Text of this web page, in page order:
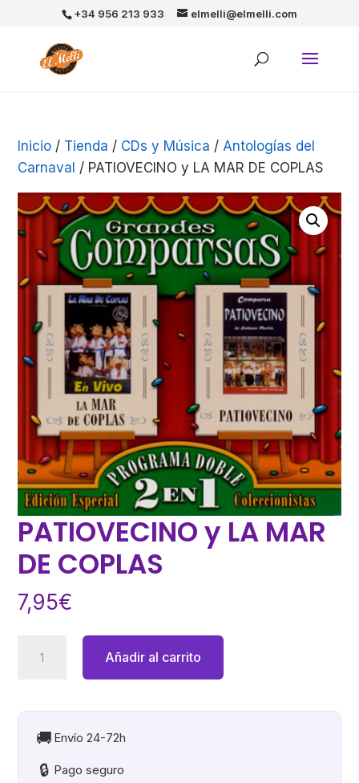
+34 956 213 933 elmelli@elmelli.com
Inicio / Tienda / CDs y Música / Antologías del
Carnaval / PATIOVECINO y LA MAR DE COPLAS
PATIOVECINO y LA MAR
DE COPLAS
7,95€
MAR
cantidad
Añadir al carrito
🚚 Envío 24-72h
🔒 Pago seguro